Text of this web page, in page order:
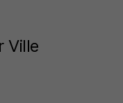
Ville